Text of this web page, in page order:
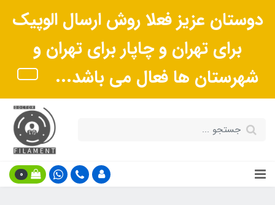
دوستان عزیز فعلا روش ارسال الوپیک
برای تهران و چاپار برای تهران و
شهرستان ها فعال می باشد...
0